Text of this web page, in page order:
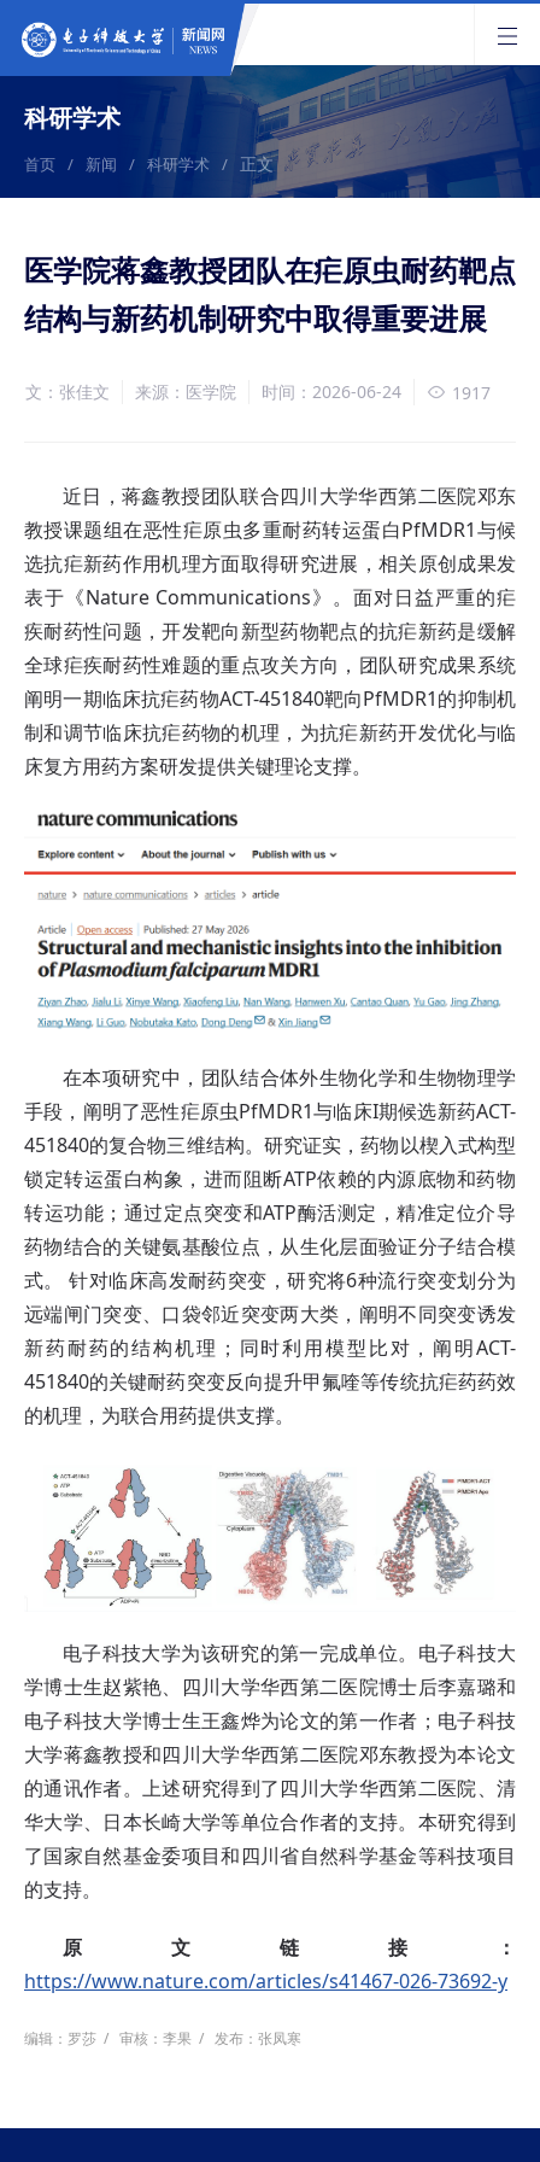
科研学术
首页 / 新闻 / 科研学术 / 正文
医学院蒋鑫教授团队在疟原虫耐药靶点
结构与新药机制研究中取得重要进展
文：张佳文 来源：医学院 时间：2026-06-24 1917
近日，蒋鑫教授团队联合四川大学华西第二医院邓东
教授课题组在恶性疟原虫多重耐药转运蛋白PfMDR1与候
选抗疟新药作用机理方面取得研究进展，相关原创成果发
表于《Nature Communications》。面对日益严重的疟
疾耐药性问题，开发靶向新型药物靶点的抗疟新药是缓解
全球疟疾耐药性难题的重点攻关方向，团队研究成果系统
阐明一期临床抗疟药物ACT-451840靶向PfMDR1的抑制机
制和调节临床抗疟药物的机理，为抗疟新药开发优化与临
床复方用药方案研发提供关键理论支撑。
在本项研究中，团队结合体外生物化学和生物物理学
手段，阐明了恶性疟原虫PfMDR1与临床I期候选新药ACT-
451840的复合物三维结构。研究证实，药物以楔入式构型
锁定转运蛋白构象，进而阻断ATP依赖的内源底物和药物
转运功能；通过定点突变和ATP酶活测定，精准定位介导
药物结合的关键氨基酸位点，从生化层面验证分子结合模
式。 针对临床高发耐药突变，研究将6种流行突变划分为
远端闸门突变、口袋邻近突变两大类，阐明不同突变诱发
新药耐药的结构机理；同时利用模型比对，阐明ACT-
451840的关键耐药突变反向提升甲氟喹等传统抗疟药药效
的机理，为联合用药提供支撑。
电子科技大学为该研究的第一完成单位。电子科技大
学博士生赵紫艳、四川大学华西第二医院博士后李嘉璐和
电子科技大学博士生王鑫烨为论文的第一作者；电子科技
大学蒋鑫教授和四川大学华西第二医院邓东教授为本论文
的通讯作者。上述研究得到了四川大学华西第二医院、清
华大学、日本长崎大学等单位合作者的支持。本研究得到
了国家自然基金委项目和四川省自然科学基金等科技项目
的支持。
原文链接：
https://www.nature.com/articles/s41467-026-73692-y
编辑：罗莎 / 审核：李果 / 发布：张凤寒